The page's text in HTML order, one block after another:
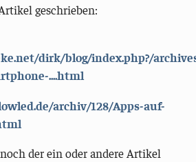
geschrieben:
dirk/blog/index.php?/
....html
archiv/128/Apps-auf-
der ein oder andere Artikel